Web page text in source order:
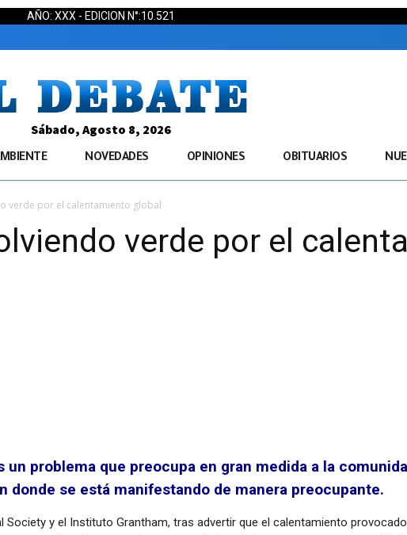
AÑO: XXX - EDICION N°:10.521
Sábado, Agosto 8, 2026
NOVEDADES OPINIONES OBITUARIOS
verde por el calentamiento global
verde por el
problema que preocupa en gran medida a la
donde se está manifestando de manera preocupante.
y el Instituto Grantham, tras advertir que el calentamiento